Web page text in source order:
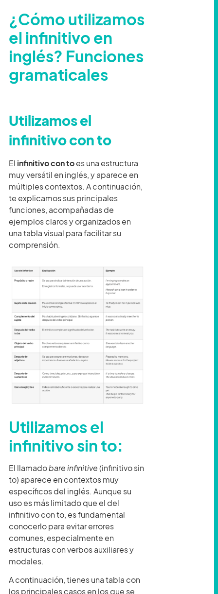
¿Cómo utilizamos
el infinitivo en
inglés? Funciones
gramaticales
Utilizamos el
infinitivo con to
El infinitivo con toes una estructura
muy versátil en inglés, y aparece en
múltiples contextos. A continuación,
te explicamos sus principales
funciones, acompañadas de
ejemplos claros y organizados en
una tabla visual para facilitar su
comprensión.
Utilizamos el
infinitivo sin to:
El llamadobare infinitive(infinitivo sin
to) aparece en contextos muy
específicos del inglés. Aunque su
uso es más limitado que el del
infinitivo con to, es fundamental
conocerlo para evitar errores
comunes, especialmente en
estructuras con verbos auxiliares y
modales.
A continuación, tienes una tabla con
los principales casos en los que se